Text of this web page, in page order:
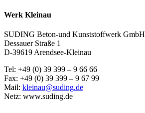
Werk Kleinau
SUDING Beton-und Kunststoffwerk GmbH
Dessauer Straße 1
D-39619 Arendsee-Kleinau
Tel: +49 (0) 39 399 – 9 66 66
Fax: +49 (0) 39 399 – 9 67 99
Mail: kleinau@suding.de
Netz: www.suding.de